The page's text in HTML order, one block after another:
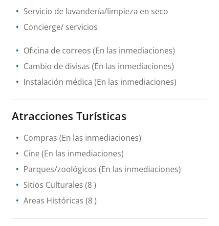
Servicio de lavandería/limpieza en seco
Concierge/ servicios
Oficina de correos (En las inmediaciones)
Cambio de divisas (En las inmediaciones)
Instalación médica (En las inmediaciones)
Atracciones Turísticas
Compras (En las inmediaciones)
Cine (En las inmediaciones)
Parques/zoológicos (En las inmediaciones)
Sitios Culturales (8 )
Areas Históricas (8 )